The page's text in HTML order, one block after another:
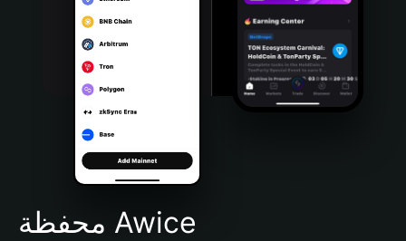
Português (Portugal)
Bahasa Indonesia
Português (Brasil)
Español (Argentina)
محفظة Awice